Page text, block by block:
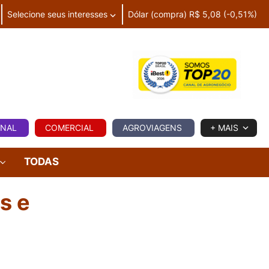
Selecione seus interesses Dólar (compra) R$ 5,08 (-0,51%)
COMERCIAL AGROVIAGENS + MAIS
TODAS
e